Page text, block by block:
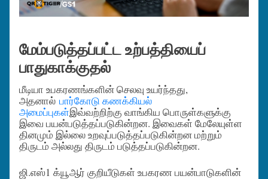
மேம்படுத்தப்பட்ட உற்பத்தியைப்
பாதுகாக்குதல்
மீடியா உபகரணங்களின் செலவு உயர்ந்தது,
அதனால் பார்கோடு கணக்கியல்
அமைப்புகள்இவ்வற்றிற்கு வாங்கிய பொருள்களுக்கு
இவை பயன்படுத்தப்படுகின்றன. இவைகள் மேலேயுள்ள
தினமும் இல்லை உறவுப்படுத்தப்படுகின்றன மற்றும்
திருடம் அல்லது திருடம் படுத்தப்படுகின்றன.
ஜி.எஸ்1 க்யூஆர் குறியீடுகள் உபகரண பயன்பாடுகளின்